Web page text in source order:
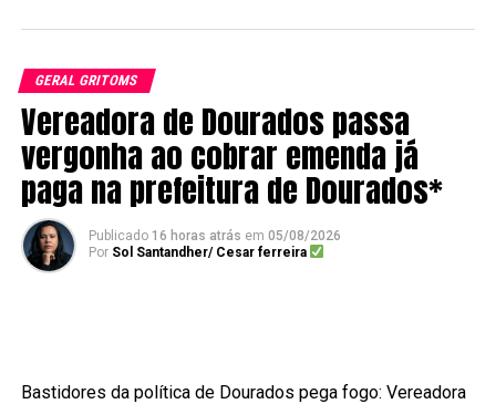
GERAL GRITOMS
Vereadora de Dourados passa
vergonha ao cobrar emenda já
paga na prefeitura de Dourados*
Publicado 16 horas atrás em 05/08/2026
Por Sol Santandher/ Cesar ferreira
Bastidores da política de Dourados pega fogo: Vereadora